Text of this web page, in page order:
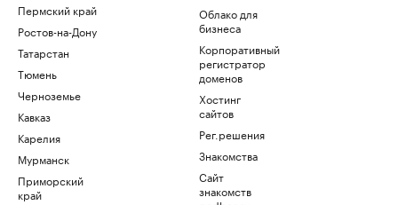
Пермский край
Ростов-на-Дону
Татарстан
Тюмень
Черноземье
Кавказ
Карелия
Мурманск
Приморский
край
Облако для
бизнеса
Корпоративный
регистратор
доменов
Хостинг
сайтов
Рег.решения
Знакомства
Сайт
знакомств